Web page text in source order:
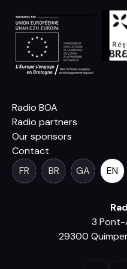
Radio BOA
Radio partners
Our sponsors
Contact
FR
BR GA EN
3
29300